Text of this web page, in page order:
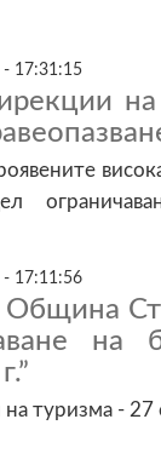
- 17:31:15
- 17:11:56
Община
на
туризма - 27